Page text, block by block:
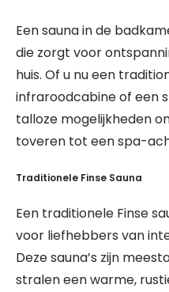
Een sauna in de
die zorgt voor
huis. Of u nu een
infraroodcabine of een
talloze mogelijkheden
toveren tot een spa-
Traditionele Finse Sauna
Een traditionele Finse
voor liefhebbers van
Deze sauna’s zijn
stralen een warme,